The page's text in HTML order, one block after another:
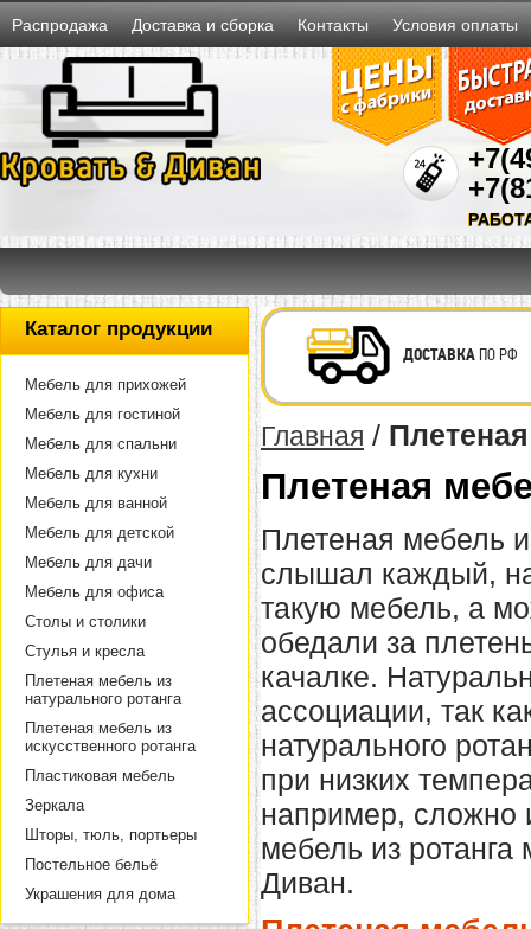
Распродажа Доставка и сборка Контакты Условия оплаты
Каталог продукции
Мебель для прихожей
Мебель для гостиной
Мебель для спальни
Мебель для кухни
Мебель для ванной
Мебель для детской
Мебель для дачи
Мебель для офиса
Столы и столики
Стулья и кресла
Плетеная мебель из
натурального ротанга
Плетеная мебель из
искусственного ротанга
Пластиковая мебель
Зеркала
Шторы, тюль, портьеры
Постельное бельё
Украшения для дома
ДОСТАВКАПО РФ
Главная /
Плетеная
Плетеная мебель
слышал каждый,
такую мебель, а
обедали за
качалке.
ассоциации, так
натурального
при низких
например, сложно
мебель из ротанга
Диван.